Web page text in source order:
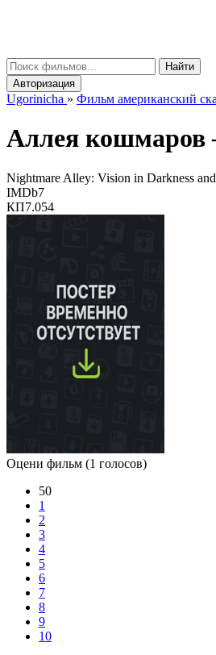
Найти
Авторизация
Ugorinicha » Фильм американский
Аллея
Nightmare Alley: Vision in Darkness
IMDb7
КП7.054
Оцени фильм (1 голосов)
50
1
2
3
4
5
6
7
8
9
10